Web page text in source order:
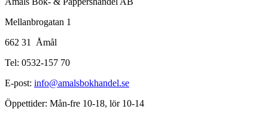
Mellanbrogatan 1
662 31 Åmål
Tel: 0532-157 70
E-post: info@amalsbokhandel.se
Öppettider: Mån-fre 10-18, lör 10-14